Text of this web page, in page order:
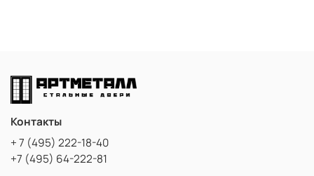
Контакты
+ 7 (495) 222-18-40
+7 (495) 64-222-81